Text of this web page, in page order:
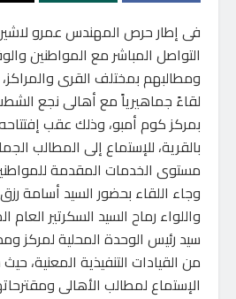
فى إطار حرص المهندس عمرو
التواصل المباشر مع المواطنين
ومطالبهم بمختلف القرى
لقاءً جماهيرياً مع أهالى نجع
بمركز كوم أمبو، وذلك عقب
بالقرية، للإستماع إلى المطالب
مستوى الخدمات المقدمة
وجاء اللقاء بحضور السيد أسامة
واللواء رماح السيد السكرتير
سيد رئيس الوحدة المحلية لمركز
من القيادات التنفيذية المعنية،
الإستماع لمطالب الأهالى